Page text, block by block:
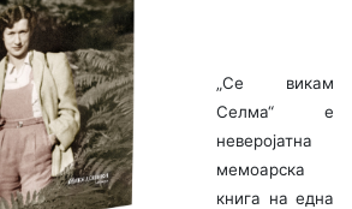
„Се викам
Селма“ е
неверојатна
мемоарска
книга на една